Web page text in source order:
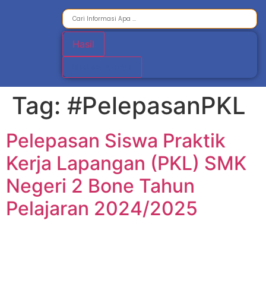
Hasil
Tag: #PelepasanPKL
Pelepasan Siswa Praktik
Kerja Lapangan (PKL) SMK
Negeri 2 Bone Tahun
Pelajaran 2024/2025